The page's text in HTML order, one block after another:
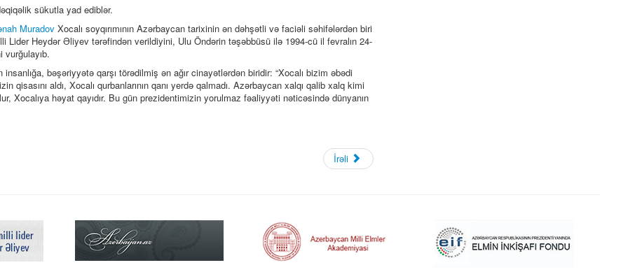
sükutla yad ediblər.
Muradov Xocalı soyqırımının Azərbaycan tarixinin ən dəhşətli və faciəli səhifələrdən biri
Heydər Əliyev tərəfindən verildiyini, Ulu Öndərin təşəbbüsü ilə 1994-cü il fevralın 24-
vurğulayıb.
bəşəriyyətə qarşı törədilmiş ən ağır cinayətlərdən biridir: “Xocalı bizim əbədi
qisasını aldı, Xocalı qurbanlarının qanı yerdə qalmadı. Azərbaycan xalqı qalib xalq kimi
Xocalıya həyat qayıdır. Bu gün prezidentimizin yorulmaz fəaliyyəti nəticəsində dünyanın
İrəli